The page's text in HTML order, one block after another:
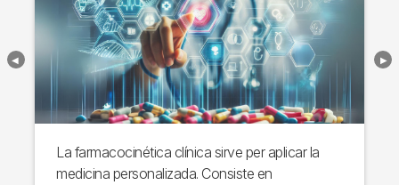
La farmacocinética clínica sirve per aplicar la
medicina personalizada. Consiste en